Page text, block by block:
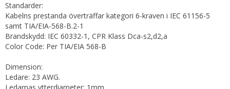
Standarder:
Kabelns prestanda överträffar kategori 6-kraven i IEC 61156-5
samt TIA/EIA-568-B.2-1
Brandskydd: IEC 60332-1, CPR Klass Dca-s2,d2,a
Color Code: Per TIA/EIA 568-B
Dimension:
Ledare: 23 AWG.